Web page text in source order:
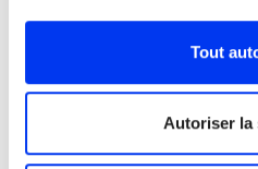
Tout
Autoriser la
Trousse de toilette Rouge 3.3